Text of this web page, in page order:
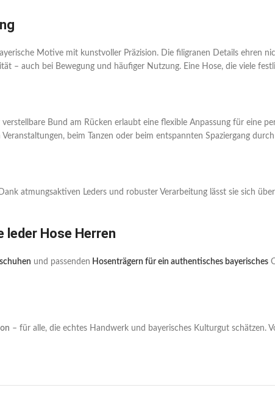
Motive mit kunstvoller Präzision. Die filigranen Details ehren
– auch bei Bewegung und häufiger Nutzung. Eine Hose, die viele
Bund am Rücken erlaubt eine flexible Anpassung für eine
beim Tanzen oder beim entspannten Spaziergang
atmungsaktiven Leders und robuster Verarbeitung lässt sie sich
Hose Herren
und passenden Hosenträgern für ein authentisches bayerisches
– für alle, die echtes Handwerk und bayerisches Kulturgut schätzen.